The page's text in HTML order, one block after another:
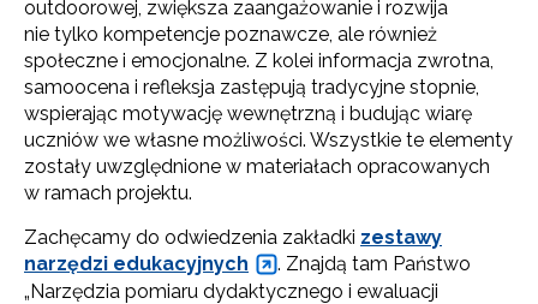
outdoorowej, zwiększa zaangażowanie i rozwija
nie tylko kompetencje poznawcze, ale również
społeczne i emocjonalne. Z kolei informacja zwrotna,
samoocena i refleksja zastępują tradycyjne stopnie,
wspierając motywację wewnętrzną i budując wiarę
uczniów we własne możliwości. Wszystkie te elementy
zostały uwzględnione w materiałach opracowanych
w ramach projektu.
Zachęcamy do odwiedzenia zakładki zestawy
narzędzi edukacyjnych
. Znajdą tam Państwo
„Narzędzia pomiaru dydaktycznego i ewaluacji